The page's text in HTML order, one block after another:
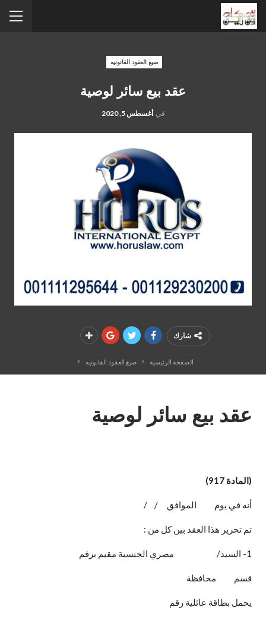
صيغ العقود القانونيه
عقد بيع سائر لوصية
في أغسطس 5, 2020
عقد الإيجار وخصائصه فى القانون المدنى المصرى
شارك
الصفحة الرئيسية صيغ العقود القانونيه
عقد بيع سائر لوصية
(المادة 917)
أنه في يوم الموافق / /
تم تحرير هذا العقد بين كل من :
1- السيد/ مصري الجنسية مقيم برقم
قسم محافظة
يحمل بطاقة عائلية رقم